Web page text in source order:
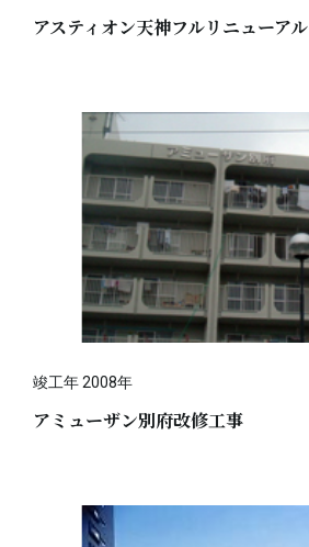
アスティオン天神フルリニューアル
竣工年 2008年
アミューザン別府改修工事